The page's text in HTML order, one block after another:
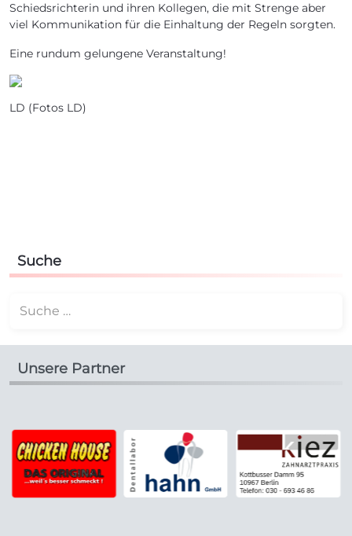
Schiedsrichterin und ihren Kollegen, die mit Strenge aber
viel Kommunikation für die Einhaltung der Regeln sorgten.
Eine rundum gelungene Veranstaltung!
LD (Fotos LD)
Suche
Unsere Partner